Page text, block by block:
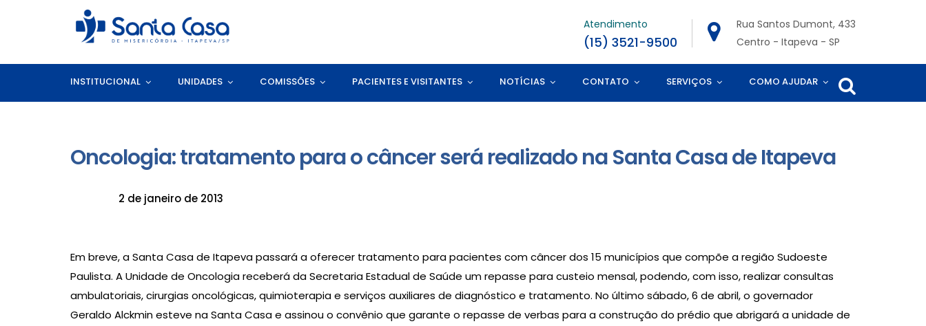
Atendimento
(15) 3521-9500
Rua Santos Dumont, 433
Centro - Itapeva - SP
INSTITUCIONAL UNIDADES COMISSÕES PACIENTES E VISITANTES NOTÍCIAS CONTATO SERVIÇOS COMO AJUDAR
Oncologia: tratamento para o câncer será realizado na Santa Casa de Itapeva
2 de janeiro de 2013
Em breve, a Santa Casa de Itapeva passará a oferecer tratamento para pacientes com câncer dos 15 municípios que compõe a região Sudoeste
Paulista. A Unidade de Oncologia receberá da Secretaria Estadual de Saúde um repasse para custeio mensal, podendo, com isso, realizar consultas
ambulatoriais, cirurgias oncológicas, quimioterapia e serviços auxiliares de diagnóstico e tratamento. No último sábado, 6 de abril, o governador
Geraldo Alckmin esteve na Santa Casa e assinou o convênio que garante o repasse de verbas para a construção do prédio que abrigará a unidade de